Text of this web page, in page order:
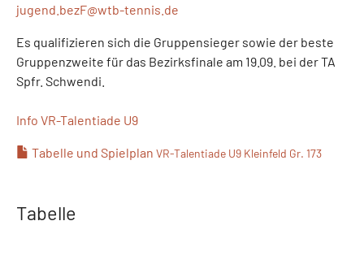
jugend.bezF@wtb-tennis.de
Es qualifizieren sich die Gruppensieger sowie der beste
Gruppenzweite für das Bezirksfinale am 19.09. bei der TA
Spfr. Schwendi.
Info VR-Talentiade U9
Tabelle und Spielplan VR-Talentiade U9 Kleinfeld Gr. 173
Tabelle